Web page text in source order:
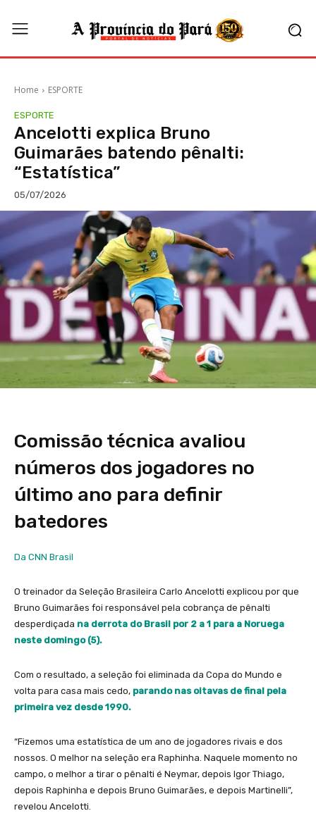
Home ESPORTE
ESPORTE
Ancelotti explica Bruno
Guimarães batendo pênalti:
“Estatística”
05/07/2026
Comissão técnica avaliou
números dos jogadores no
último ano para definir
batedores
Da CNN Brasil
O treinador da Seleção Brasileira Carlo Ancelotti explicou por que
Bruno Guimarães foi responsável pela cobrança de pênalti
desperdiçada na derrota do Brasil por 2 a 1 para a Noruega
neste domingo (5).
Com o resultado, a seleção foi eliminada da Copa do Mundo e
volta para casa mais cedo, parando nas oitavas de final pela
primeira vez desde 1990.
“Fizemos uma estatística de um ano de jogadores rivais e dos
nossos. O melhor na seleção era Raphinha. Naquele momento no
campo, o melhor a tirar o pênalti é Neymar, depois Igor Thiago,
depois Raphinha e depois Bruno Guimarães, e depois Martinelli”,
revelou Ancelotti.